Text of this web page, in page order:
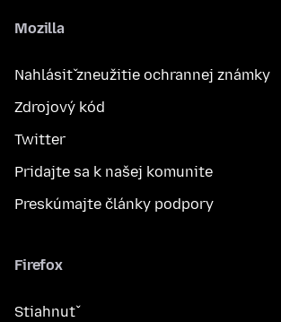
Mozilla
Nahlásiť zneužitie ochrannej známky
Zdrojový kód
Twitter
Pridajte sa k našej komunite
Preskúmajte články podpory
Firefox
Stiahnuť